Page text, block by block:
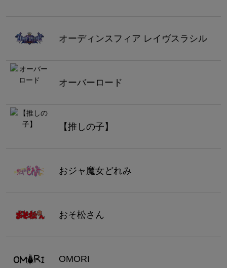
オーディンスフィア レイヴスラシル
オーバーロード
【推しの子】
おジャ魔女どれみ
おそ松さん
OMORI